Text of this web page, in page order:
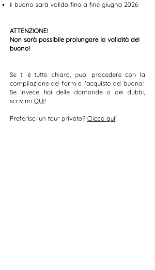
il buono sarà valido fino a fine giugno 2026
ATTENZIONE!
Non sarà possibile prolungare la validità del
buono!
Se ti è tutto chiaro, puoi procedere con la
compilazione del form e l'acquisto del buono!
Se invece hai delle domande o dei dubbi,
scrivimi QUI!
Preferisci un tour privato? Clicca qui!